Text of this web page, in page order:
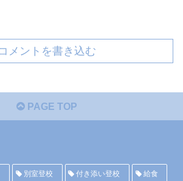
コメントを書き込む
PAGE TOP
別室登校 付き添い登校 給食